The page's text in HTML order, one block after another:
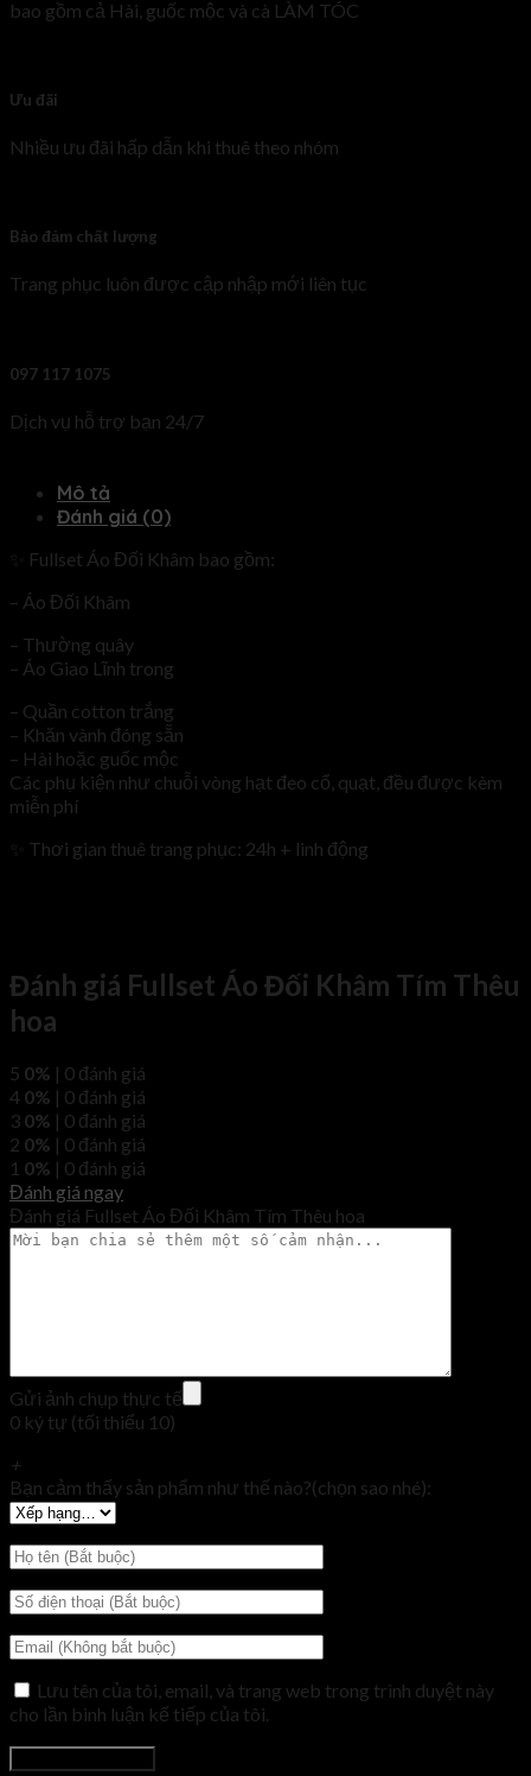
bao gồm cả Hài, guốc mộc và cà LÀM TÓC
Ưu đãi
Nhiều ưu đãi hấp dẫn khi thuê theo nhóm
Bảo đảm chất lượng
Trang phục luôn được cập nhập mới liên tục
097 117 1075
Dịch vụ hỗ trợ bạn 24/7
Mô tả
Đánh giá (0)
✨ Fullset Áo Đối Khâm bao gồm:
– Áo Đối Khâm
– Thường quây
– Áo Giao Lĩnh trong
– Quần cotton trắng
– Khăn vành đóng sẵn
– Hài hoặc guốc mộc
Các phụ kiện như chuỗi vòng hạt đeo cổ, quạt, đều được kèm
miễn phí
✨ Thơi gian thuê trang phục: 24h + linh động
Đánh giá Fullset Áo Đối Khâm Tím Thêu
hoa
5 0% | 0 đánh giá
4 0% | 0 đánh giá
3 0% | 0 đánh giá
2 0% | 0 đánh giá
1 0% | 0 đánh giá
Đánh giá ngay
Đánh giá Fullset Áo Đối Khâm Tím Thêu hoa
Gửi ảnh chụp thực tế
0 ký tự (tối thiểu 10)
+
Bạn cảm thấy sản phẩm như thế nào?(chọn sao nhé):
Lưu tên của tôi, email, và trang web trong trình duyệt này
cho lần bình luận kế tiếp của tôi.